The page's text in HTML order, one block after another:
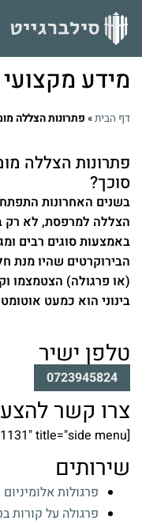
טלפן ישיר
0723945824
צרו קשר
[contact-form-7 id="1131" title="side menu"]
שירותים
פרגולות אלומיניום
פרגולה על קורות
מידע מקצועי
דף הבית» פתרונות הצללה
פתרונות הצללה
סוכך?
בשנים האחרונות
הצללה למרפסת, לא רק
באמצעות סוגים רבים
הבירוקרטים שהיו מנת
(או פרגולה) הצטמצמו
בינוני הוא כמעט